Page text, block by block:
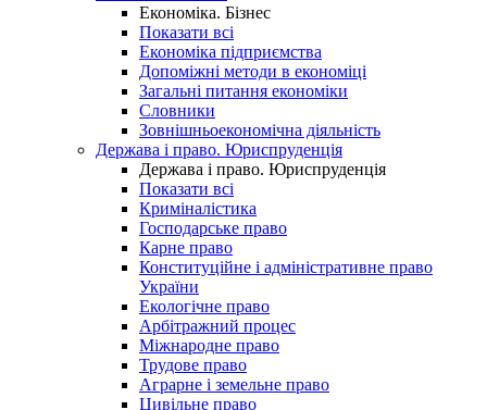
Економіка. Бізнес
Показати всі
Економіка підприємства
Допоміжні методи в економіці
Загальні питання економіки
Словники
Зовнішньоекономічна діяльність
Держава і право. Юриспруденція
Держава і право. Юриспруденція
Показати всі
Криміналістика
Господарське право
Карне право
Конституційне і адміністративне право
України
Екологічне право
Арбітражний процес
Міжнародне право
Трудове право
Аграрне і земельне право
Цивільне право